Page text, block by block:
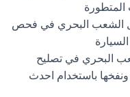
المتطورة
الشعب البحري في فحص
البحري في تصليح
ونفخها باستخدام احدث